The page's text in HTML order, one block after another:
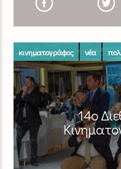
κινηματογράφος νέα
14o